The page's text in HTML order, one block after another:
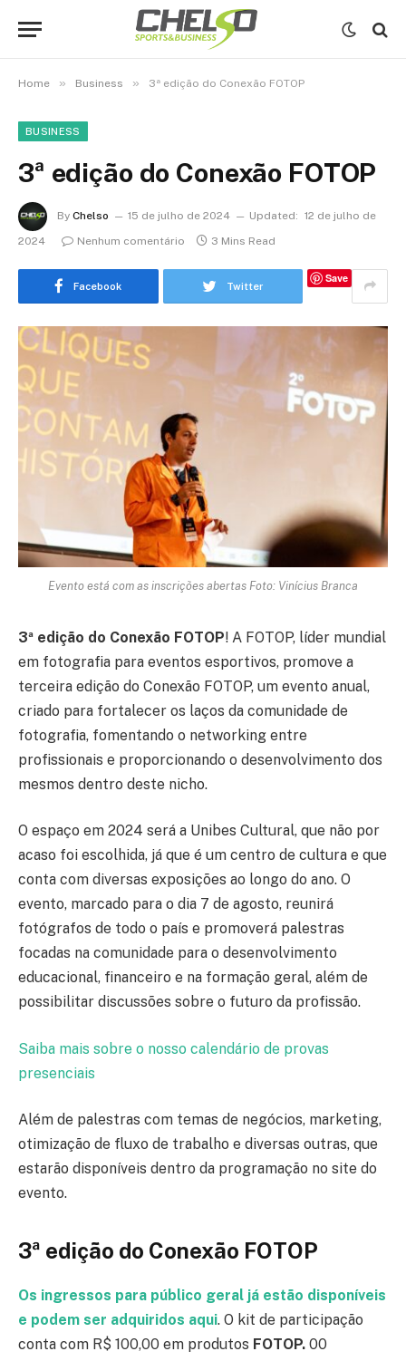
Home » Business » 3ª edição do Conexão FOTOP
BUSINESS
3ª edição do Conexão FOTOP
By Chelso 15 de julho de 2024 Updated: 12 de julho de
2024
Nenhum comentário 3 Mins Read
Facebook Twitter
Save
Evento está com as inscrições abertas Foto: Vinícius Branca
3ª edição do Conexão FOTOP! A FOTOP, líder mundial
em fotografia para eventos esportivos, promove a
terceira edição do Conexão FOTOP, um evento anual,
criado para fortalecer os laços da comunidade de
fotografia, fomentando o networking entre
profissionais e proporcionando o desenvolvimento dos
mesmos dentro deste nicho.
O espaço em 2024 será a Unibes Cultural, que não por
acaso foi escolhida, já que é um centro de cultura e que
conta com diversas exposições ao longo do ano. O
evento, marcado para o dia 7 de agosto, reunirá
fotógrafos de todo o país e promoverá palestras
focadas na comunidade para o desenvolvimento
educacional, financeiro e na formação geral, além de
possibilitar discussões sobre o futuro da profissão.
Saiba mais sobre o nosso calendário de provas
presenciais
Além de palestras com temas de negócios, marketing,
otimização de fluxo de trabalho e diversas outras, que
estarão disponíveis dentro da programação no site do
evento.
3ª edição do Conexão FOTOP
Os ingressos para público geral já estão disponíveis
e podem ser adquiridos aqui. O kit de participação
conta com R$ 100,00 em produtos FOTOP. 00